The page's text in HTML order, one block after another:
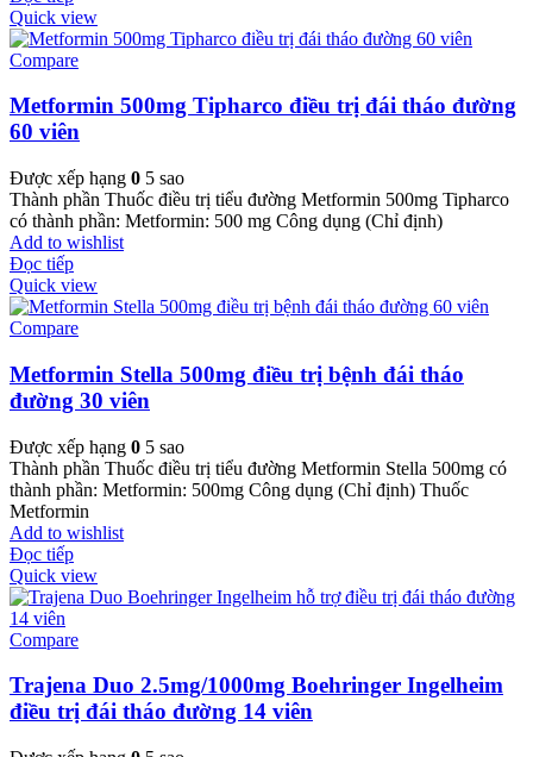
Quick view
Compare
Metformin 500mg Tipharco điều trị đái tháo đường
60 viên
Được xếp hạng 0 5 sao
Thành phần Thuốc điều trị tiểu đường Metformin 500mg Tipharco
có thành phần: Metformin: 500 mg Công dụng (Chỉ định)
Add to wishlist
Đọc tiếp
Quick view
Compare
Metformin Stella 500mg điều trị bệnh đái tháo
đường 30 viên
Được xếp hạng 0 5 sao
Thành phần Thuốc điều trị tiểu đường Metformin Stella 500mg có
thành phần: Metformin: 500mg Công dụng (Chỉ định) Thuốc
Metformin
Add to wishlist
Đọc tiếp
Quick view
Compare
Trajena Duo 2.5mg/1000mg Boehringer Ingelheim
điều trị đái tháo đường 14 viên